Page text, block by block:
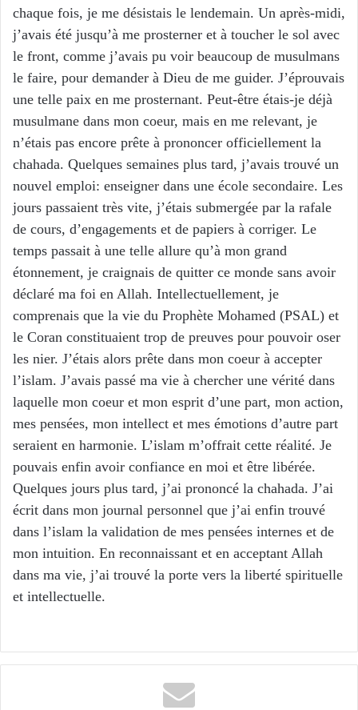
chaque fois, je me désistais le lendemain. Un après-midi,
j’avais été jusqu’à me prosterner et à toucher le sol avec
le front, comme j’avais pu voir beaucoup de musulmans
le faire, pour demander à Dieu de me guider. J’éprouvais
une telle paix en me prosternant. Peut-être étais-je déjà
musulmane dans mon coeur, mais en me relevant, je
n’étais pas encore prête à prononcer officiellement la
chahada. Quelques semaines plus tard, j’avais trouvé un
nouvel emploi: enseigner dans une école secondaire. Les
jours passaient très vite, j’étais submergée par la rafale
de cours, d’engagements et de papiers à corriger. Le
temps passait à une telle allure qu’à mon grand
étonnement, je craignais de quitter ce monde sans avoir
déclaré ma foi en Allah. Intellectuellement, je
comprenais que la vie du Prophète Mohamed (PSAL) et
le Coran constituaient trop de preuves pour pouvoir oser
les nier. J’étais alors prête dans mon coeur à accepter
l’islam. J’avais passé ma vie à chercher une vérité dans
laquelle mon coeur et mon esprit d’une part, mon action,
mes pensées, mon intellect et mes émotions d’autre part
seraient en harmonie. L’islam m’offrait cette réalité. Je
pouvais enfin avoir confiance en moi et être libérée.
Quelques jours plus tard, j’ai prononcé la chahada. J’ai
écrit dans mon journal personnel que j’ai enfin trouvé
dans l’islam la validation de mes pensées internes et de
mon intuition. En reconnaissant et en acceptant Allah
dans ma vie, j’ai trouvé la porte vers la liberté spirituelle
et intellectuelle.